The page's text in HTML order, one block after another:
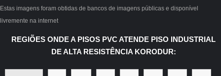
Estas imagens foram obtidas de bancos de imagens públicas e disponível
livremente na internet
REGIÕES ONDE A PISOS PVC ATENDE PISO INDUSTRIAL
DE ALTA RESISTÊNCIA KORODUR: